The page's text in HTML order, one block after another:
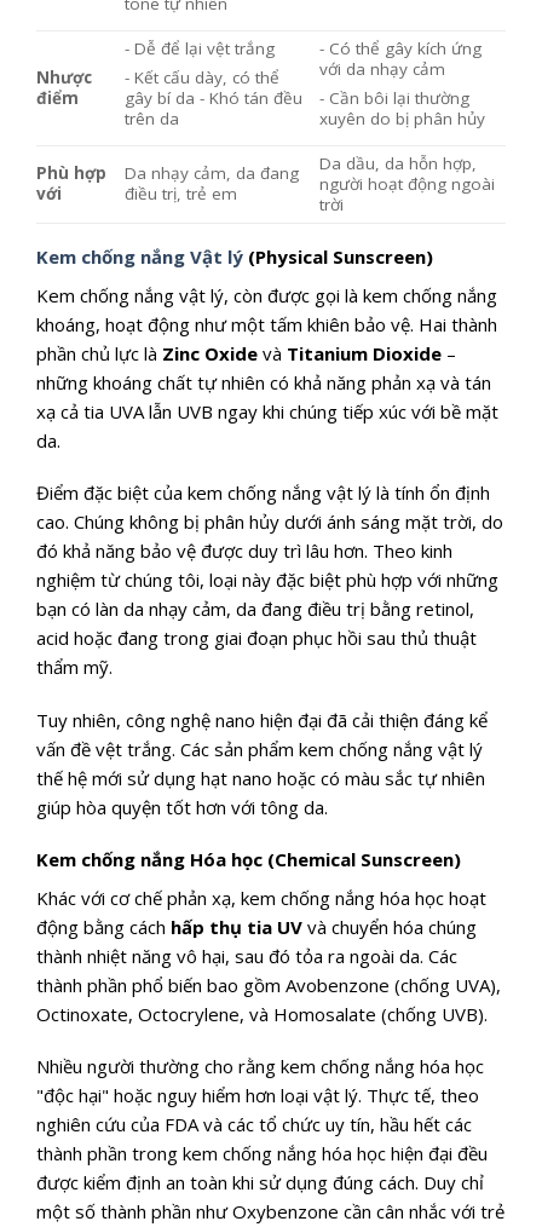
Nhược
điểm
- Dễ để lại vệt trắng
- Kết cấu dày, có thể
gây bí da - Khó tán đều
trên da
- Có thể gây kích ứng
với da nhạy cảm
- Cần bôi lại thường
xuyên do bị phân hủy
Phù hợp
với
Da nhạy cảm, da đang
điều trị, trẻ em
Da dầu, da hỗn hợp,
người hoạt động ngoài
trời
Kem chống nắng Vật lý (Physical Sunscreen)
Kem chống nắng vật lý, còn được gọi là kem chống nắng
khoáng, hoạt động như một tấm khiên bảo vệ. Hai thành
phần chủ lực là Zinc Oxide và Titanium Dioxide –
những khoáng chất tự nhiên có khả năng phản xạ và tán
xạ cả tia UVA lẫn UVB ngay khi chúng tiếp xúc với bề mặt
da.
Điểm đặc biệt của kem chống nắng vật lý là tính ổn định
cao. Chúng không bị phân hủy dưới ánh sáng mặt trời, do
đó khả năng bảo vệ được duy trì lâu hơn. Theo kinh
nghiệm từ chúng tôi, loại này đặc biệt phù hợp với những
bạn có làn da nhạy cảm, da đang điều trị bằng retinol,
acid hoặc đang trong giai đoạn phục hồi sau thủ thuật
thẩm mỹ.
Tuy nhiên, công nghệ nano hiện đại đã cải thiện đáng kể
vấn đề vệt trắng. Các sản phẩm kem chống nắng vật lý
thế hệ mới sử dụng hạt nano hoặc có màu sắc tự nhiên
giúp hòa quyện tốt hơn với tông da.
Kem chống nắng Hóa học (Chemical Sunscreen)
Khác với cơ chế phản xạ, kem chống nắng hóa học hoạt
động bằng cách hấp thụ tia UV và chuyển hóa chúng
thành nhiệt năng vô hại, sau đó tỏa ra ngoài da. Các
thành phần phổ biến bao gồm Avobenzone (chống UVA),
Octinoxate, Octocrylene, và Homosalate (chống UVB).
Nhiều người thường cho rằng kem chống nắng hóa học
"độc hại" hoặc nguy hiểm hơn loại vật lý. Thực tế, theo
nghiên cứu của FDA và các tổ chức uy tín, hầu hết các
thành phần trong kem chống nắng hóa học hiện đại đều
được kiểm định an toàn khi sử dụng đúng cách. Duy chỉ
một số thành phần như Oxybenzone cần cân nhắc với trẻ